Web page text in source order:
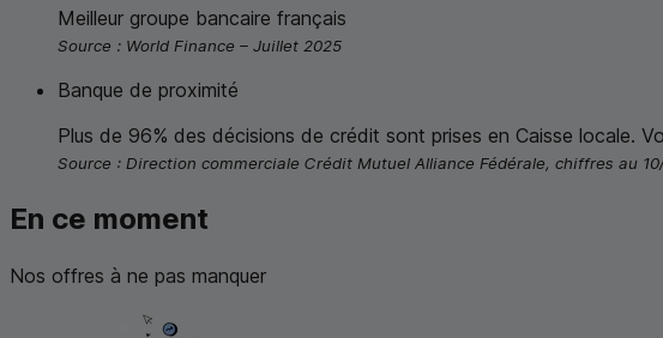
Meilleur groupe bancaire français
Source : World Finance – Juillet 2025
Banque de proximité
Plus de 96% des décisions de crédit sont prises en Caisse locale.
Source : Direction commerciale Crédit Mutuel Alliance Fédérale, chiffres au
En ce moment
Nos offres à ne pas manquer